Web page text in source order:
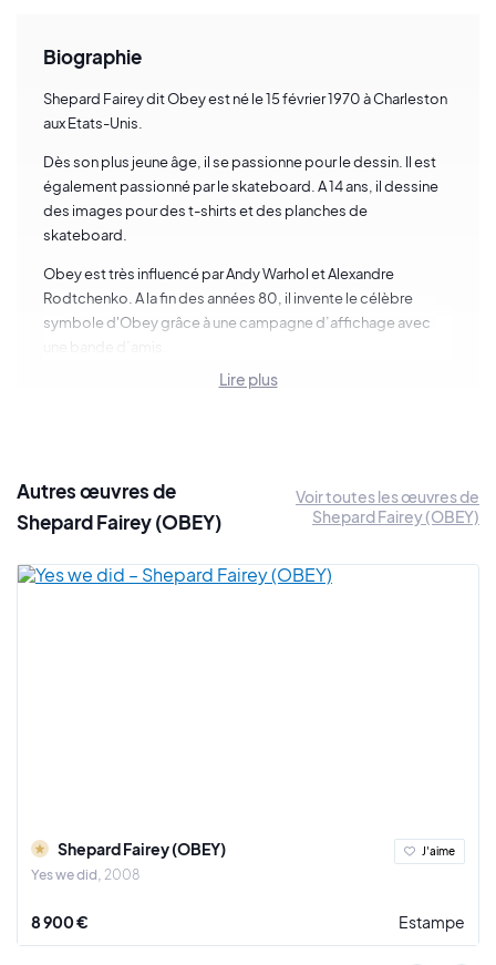
Biographie
Shepard Fairey dit Obey est né le 15 février 1970 à Charleston
aux Etats-Unis.
Dès son plus jeune âge, il se passionne pour le dessin. Il est
également passionné par le skateboard. A 14 ans, il dessine
des images pour des t-shirts et des planches de
skateboard.
Obey est très influencé par Andy Warhol et Alexandre
Rodtchenko. A la fin des années 80, il invente le célèbre
symbole d'Obey grâce à une campagne d’affichage avec
une bande d’amis.
Son art devient mondialement connu grâce à son poster
5 choses à savoir sur Shepard Fairey
Lire plus
Autres œuvres de
Shepard Fairey (OBEY)
Voir toutes les œuvres de
Shepard Fairey (OBEY)
Shepard Fairey (OBEY)
Yes we did 2008
J'aime
8 900 € Estampe